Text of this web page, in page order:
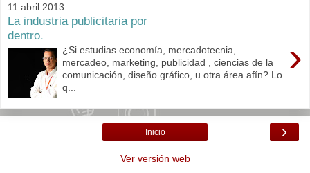
11 abril 2013
La industria publicitaria por
dentro.
›
¿Si estudias economía, mercadotecnia,
mercadeo, marketing, publicidad , ciencias de la
comunicación, diseño gráfico, u otra área afín? Lo
q...
›
Inicio
Ver versión web